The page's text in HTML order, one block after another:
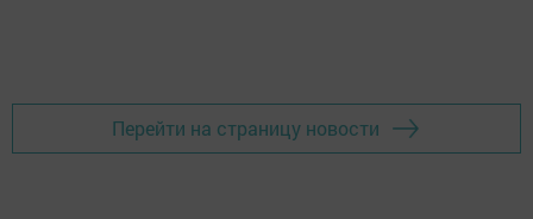
Перейти на страницу новости